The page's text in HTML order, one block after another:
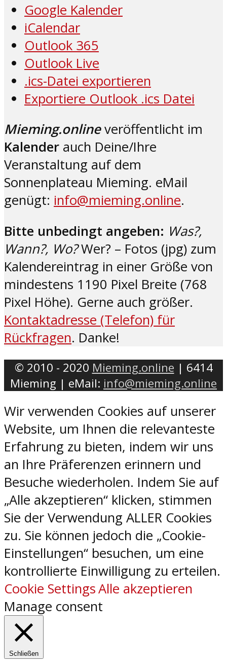
Google Kalender
iCalendar
Outlook 365
Outlook Live
.ics-Datei exportieren
Exportiere Outlook .ics Datei
Mieming.onlineveröffentlicht im
Kalender auch Deine/Ihre
Veranstaltung auf dem
Sonnenplateau Mieming. eMail
genügt: info@mieming.online.
Bitte unbedingt angeben: Was?,
Wann?, Wo?Wer? – Fotos (jpg) zum
Kalendereintrag in einer Größe von
mindestens 1190 Pixel Breite (768
Pixel Höhe). Gerne auch größer.
Kontaktadresse (Telefon) für
Rückfragen. Danke!
© 2010 - 2020 Mieming.online | 6414
Mieming | eMail: info@mieming.online
Wir verwenden Cookies auf unserer
Website, um Ihnen die relevanteste
Erfahrung zu bieten, indem wir uns
an Ihre Präferenzen erinnern und
Besuche wiederholen. Indem Sie auf
„Alle akzeptieren“ klicken, stimmen
Sie der Verwendung ALLER Cookies
zu. Sie können jedoch die „Cookie-
Einstellungen“ besuchen, um eine
kontrollierte Einwilligung zu erteilen.
Cookie SettingsAlle akzeptieren
Manage consent
Schließen